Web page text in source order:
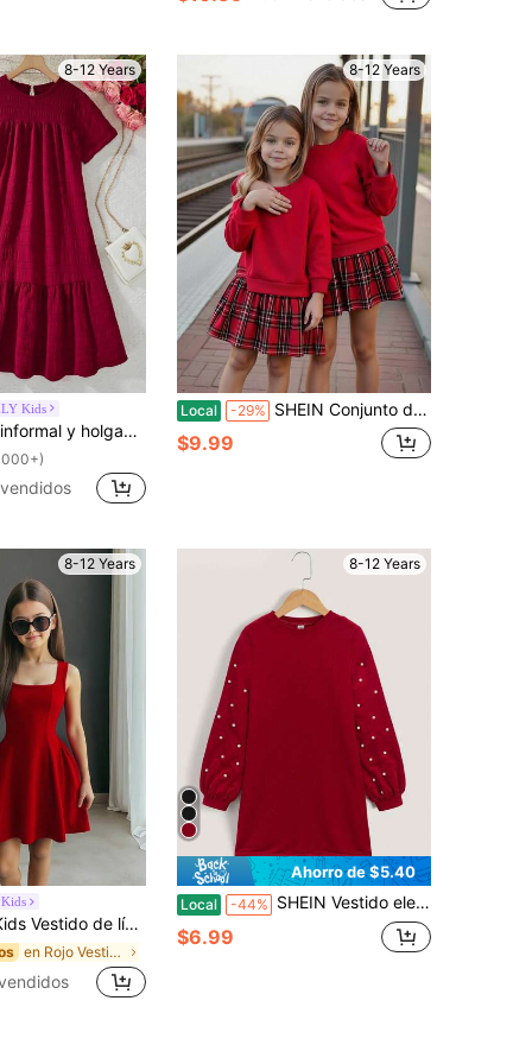
8-12 Years
Kids
para niña preadolescente de tela con textura rosa cómoda
8-12 Years
Local -29% SHEIN Conjunto de ropa para niña preadolescente con vestido de manga larga a cuadros rojos de otoño lindo para la escuela, sudadera roja, falda a cuadros para uso diario y fiestas
$9.99
8-12 Years
elegante y lindo, con parches y gran lazo en la espalda para niñas preadolescentes
en Rojo Vestidos De Niñas Adolescentes
8-12 Years
Ahorro de $5.40
Local -44% SHEIN Vestido elegante con mangas de farol y adornos de perlas para niña preadolescente
$6.99